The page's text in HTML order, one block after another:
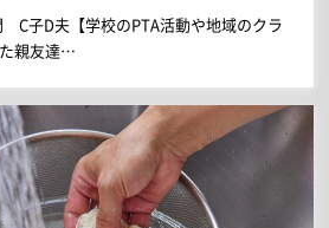
C子D夫【学校のPTA活動や地域のクラ
親友達…